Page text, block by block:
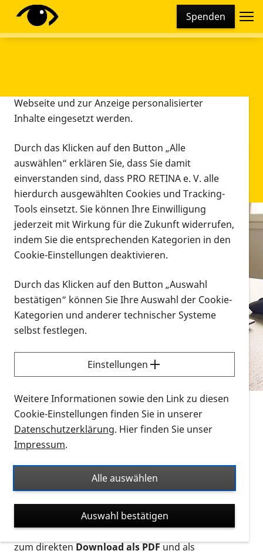
Spenden
Infomaterial
Infomaterial
Vorlesen
Alle Infomaterialien in verschiedenen
Formaten an einem Ort
Sie möchten wissen, wie Sie nach Infonmaterial
suchen und dieses bestellen bzw. herunterladen
können? Schauen Sie sich dieErklärvideos zum
Thema Infomaterial auf der PRO RETINA-Website
für blinde und sehbehinderte Menschen an.
Auf dieser Seite finden Sie sämtliches Infomaterial
Ort. Nutzen Sie den Formatfilter, um ausschließlich
nach Flyern und Broschüren, Audios oder Videos zu
suchen. Die meisten Flyer und Broschüren werden in
verschiedenen Formaten angeboten: zur
postalischen Bestellung als gedruckte Variante
zum direktenDownload als PDFund als
Diese Webseite setzt verschiedene Cookies und
Tracking-Tools ein. Dies beinhaltet Cookies und
Webseite und zur Anzeige personalisierter
Inhalte eingesetzt werden.
Durch das Klicken auf den Button „Alle
auswählen“ erklären Sie, dass Sie damit
einverstanden sind, dass PRO RETINA e. V. alle
hierdurch ausgewählten Cookies und Tracking-
Tools einsetzt. Sie können Ihre Einwilligung
jederzeit mit Wirkung für die Zukunft widerrufen,
indem Sie die entsprechenden Kategorien in den
Cookie-Einstellungen deaktivieren.
Durch das Klicken auf den Button „Auswahl
bestätigen“ können Sie Ihre Auswahl der Cookie-
Kategorien und anderer technischer Systeme
selbst festlegen.
Einstellungen
Weitere Informationen sowie den Link zu diesen
Cookie-Einstellungen finden Sie in unserer
Datenschutzerklärung. Hier finden Sie unser
Impressum.
Alle auswählen
Auswahl bestätigen